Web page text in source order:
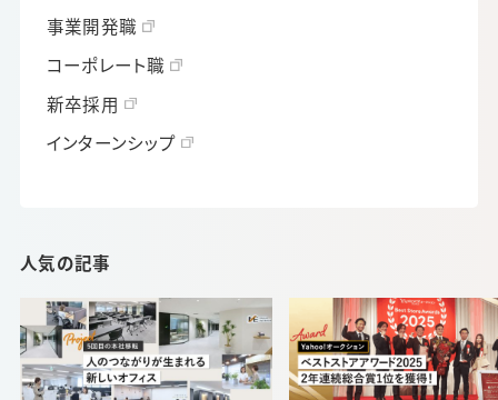
事業開発職
コーポレート職
新卒採用
インターンシップ
人気の記事